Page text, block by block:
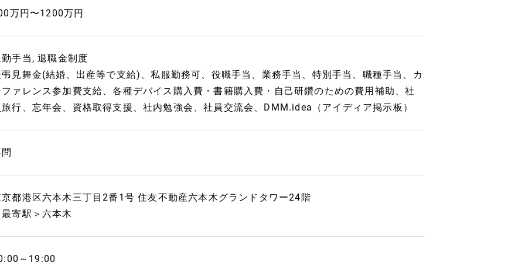
万円〜1200万円
手当, 退職金制度
見舞金(結婚、出産等で支給)、私服勤務可、役職手当、業務手当、特別手当、職種手当、カ
ァレンス参加費支給、各種デバイス購入費・書籍購入費・自己研鑽のための費用補助、社
行、忘年会、資格取得支援、社内勉強会、社員交流会、DMM.idea（アイディア掲示板）
京都港区六本木三丁目2番1号 住友不動産六本木グランドタワー24階
寄駅＞六本木
～19:00